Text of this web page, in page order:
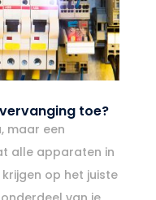
toe?
maar een
alle apparaten in
op het juiste